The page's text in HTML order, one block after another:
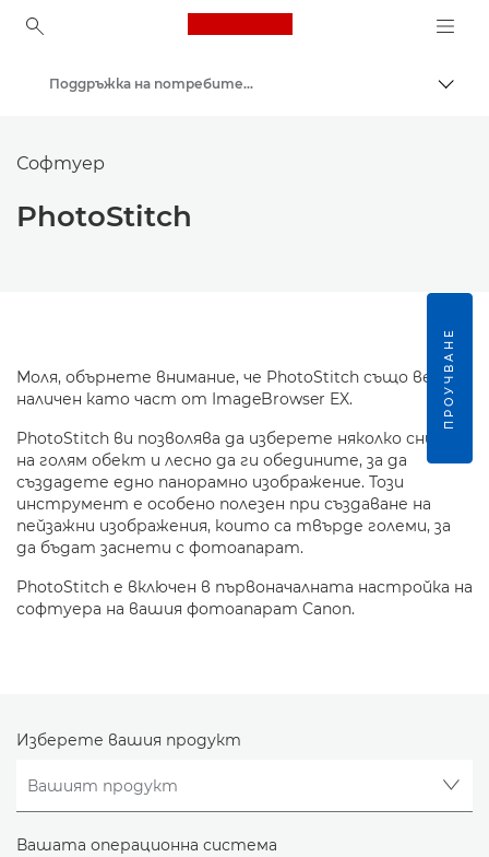
Canon Logo, back to
Поддръжка на потребителски продукти
Софтуер
PhotoStitch
Моля, обърнете внимание, че PhotoStitch също вече е
наличен като част от ImageBrowser EX.
PhotoStitch ви позволява да изберете няколко снимки
на голям обект и лесно да ги обедините, за да
създадете едно панорамно изображение. Този
инструмент е особено полезен при създаване на
пейзажни изображения, които са твърде големи, за
да бъдат заснети с фотоапарат.
PhotoStitch е включен в първоначалната настройка на
софтуера на вашия фотоапарат Canon.
Изберете вашия продукт
Вашата операционна система
ПРОУЧВАНЕ